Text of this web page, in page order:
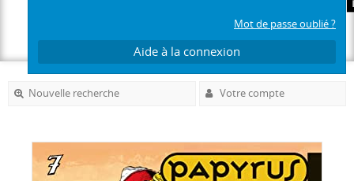
Mot de passe oublié ?
Aide à la connexion
Nouvelle recherche Votre compte